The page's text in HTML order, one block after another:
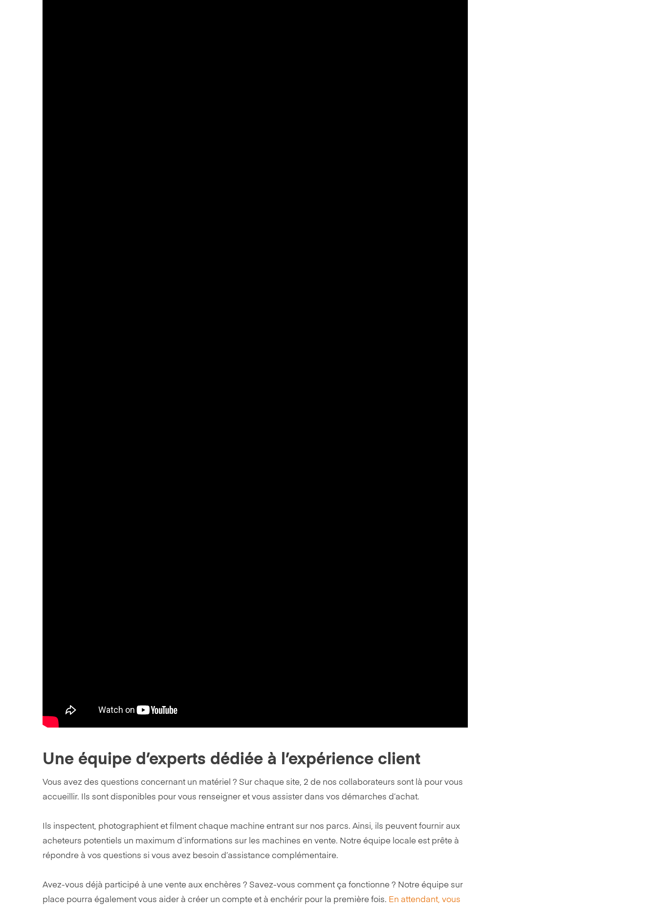
Une équipe d’experts dédiée à l’expérience client
Vous avez des questions concernant un matériel ? Sur chaque site, 2 de nos collaborateurs sont là pour vous
accueillir. Ils sont disponibles pour vous renseigner et vous assister dans vos démarches d’achat.
Ils inspectent, photographient et filment chaque machine entrant sur nos parcs. Ainsi, ils peuvent fournir aux
acheteurs potentiels un maximum d’informations sur les machines en vente. Notre équipe locale est prête à
répondre à vos questions si vous avez besoin d’assistance complémentaire.
Avez-vous déjà participé à une vente aux enchères ? Savez-vous comment ça fonctionne ? Notre équipe sur
place pourra également vous aider à créer un compte et à enchérir pour la première fois. En attendant, vous